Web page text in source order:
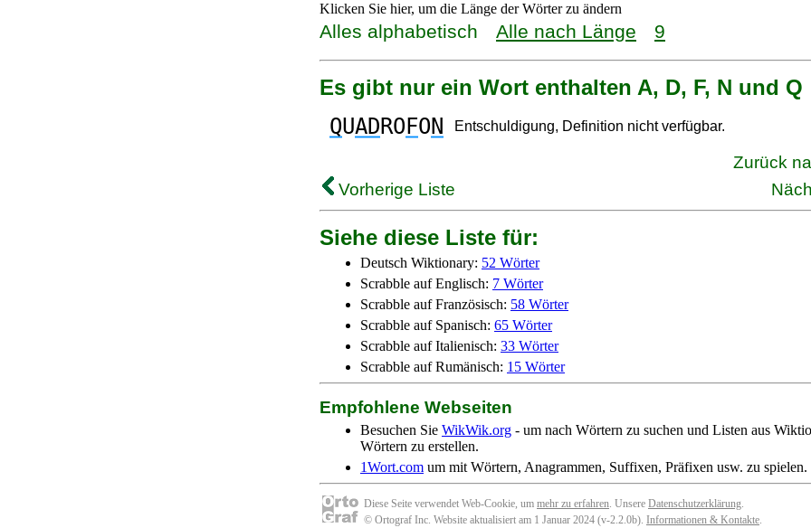
Klicken Sie hier, um die Länge der Wörter zu ändern
Alles alphabetisch Alle nach Länge 9
Es gibt nur ein Wort enthalten A, D, F, N und Q
QUADRO FON Entschuldigung, Definition nicht verfügbar.
Zurück
Vorherige Liste
Siehe diese Liste für:
Deutsch Wiktionary: 52 Wörter
Scrabble auf Englisch: 7 Wörter
Scrabble auf Französisch: 58 Wörter
Scrabble auf Spanisch: 65 Wörter
Scrabble auf Italienisch: 33 Wörter
Scrabble auf Rumänisch: 15 Wörter
Empfohlene Webseiten
Besuchen Sie WikWik.org - um nach Wörtern zu suchen und Listen aus
Wörtern zu erstellen.
1Wort.com um mit Wörtern, Anagrammen, Suffixen, Präfixen usw. zu spielen.
Diese Seite verwendet Web-Cookie, um mehr zu erfahren. Unsere Datenschutzerklärung.
© Ortograf Inc. Website aktualisiert am 1 Januar 2024 (v-2.2.0b). Informationen & Kontakte.